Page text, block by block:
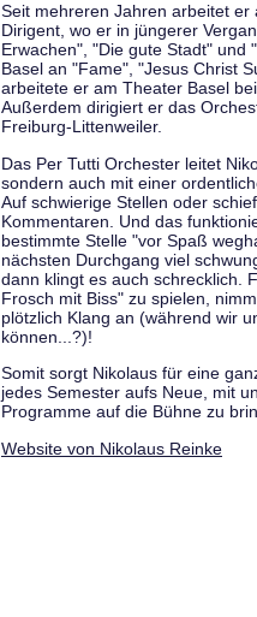
Seit mehreren Jahren arbeitet
Dirigent, wo er in jüngerer
Erwachen", "Die gute Stadt" und
Basel an "Fame", "Jesus Christ
arbeitete er am Theater Basel
Außerdem dirigiert er das
Freiburg-Littenweiler.
Das Per Tutti Orchester leitet
sondern auch mit einer
Auf schwierige Stellen oder
Kommentaren. Und das
bestimmte Stelle "vor Spaß
nächsten Durchgang viel
dann klingt es auch schrecklich.
Frosch mit Biss" zu spielen,
plötzlich Klang an (während wir
können...?)!
Somit sorgt Nikolaus für eine
jedes Semester aufs Neue, mit
Programme auf die Bühne zu
Website von Nikolaus Reinke